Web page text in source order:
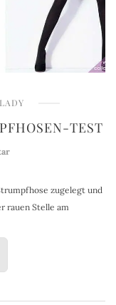
TEST
zugelegt und
rauen Stelle am